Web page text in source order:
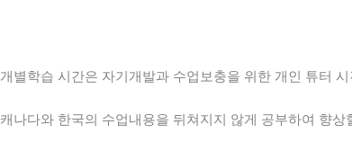
개별학습 시간은 자기개발과 수업보충을 위한 개인 튜터
캐나다와 한국의 수업내용을 뒤쳐지지 않게 공부하여 향상